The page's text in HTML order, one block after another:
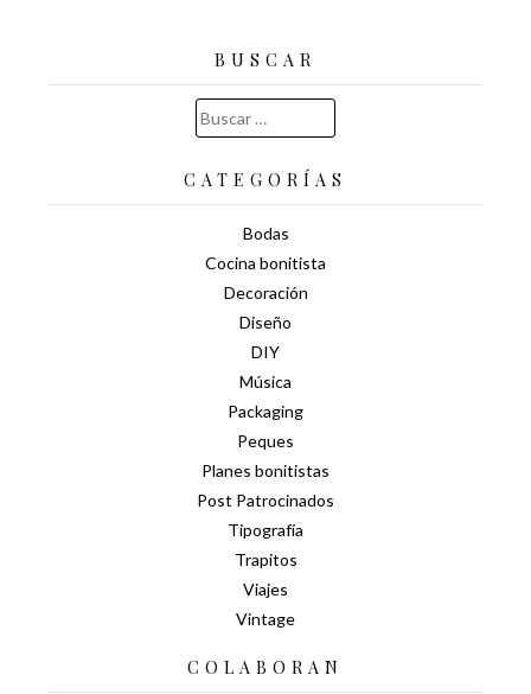
BUSCAR
Buscar:
CATEGORÍAS
Bodas
Cocina bonitista
Decoración
Diseño
DIY
Música
Packaging
Peques
Planes bonitistas
Post Patrocinados
Tipografía
Trapitos
Viajes
Vintage
COLABORAN